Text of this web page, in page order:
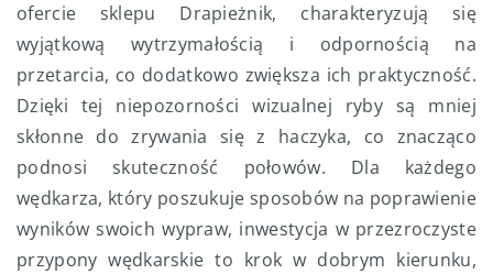
ofercie sklepu Drapieżnik, charakteryzują się
wyjątkową wytrzymałością i odpornością na
przetarcia, co dodatkowo zwiększa ich praktyczność.
Dzięki tej niepozorności wizualnej ryby są mniej
skłonne do zrywania się z haczyka, co znacząco
podnosi skuteczność połowów. Dla każdego
wędkarza, który poszukuje sposobów na poprawienie
wyników swoich wypraw, inwestycja w przezroczyste
przypony wędkarskie to krok w dobrym kierunku,